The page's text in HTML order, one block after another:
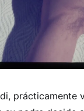
prácticamente